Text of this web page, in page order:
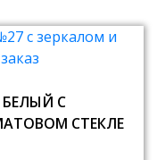
С
СТЕКЛЕ